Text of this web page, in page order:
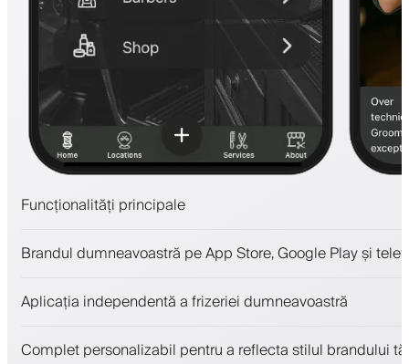
Funcționalități principale
Plăți, depozit de securitate
Implică clienții cu un program de loialitate
Brandul dumneavoastră pe App Store, Google Play și
Aplicația independentă a frizeriei dumneavoastră
Complet personalizabil pentru a reflecta stilul brandului